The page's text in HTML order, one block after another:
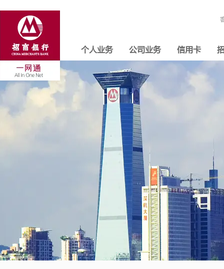
个人业务 公司业务 信用卡